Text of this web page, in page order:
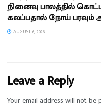
நினைவு பாலத்தில்
கலப்பதால் நோய் பரவும்
AUGUST 6, 2026
Leave a Reply
Your email address will not be